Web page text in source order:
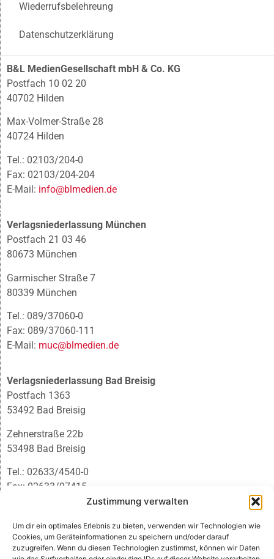
Zustimmung verwalten
Um dir ein optimales Erlebnis zu bieten, verwenden wir Technologien wie
Cookies, um Geräteinformationen zu speichern und/oder darauf
zuzugreifen. Wenn du diesen Technologien zustimmst, können wir Daten
Wiederrufsbelehreung
Datenschutzerklärung
B&L MedienGesellschaft mbH & Co. KG
Postfach 10 02 20
40702 Hilden
Max-Volmer-Straße 28
40724 Hilden
Tel.: 02103/204-0
Fax: 02103/204-204
E-Mail: info@blmedien.de
Verlagsniederlassung München
Postfach 21 03 46
80673 München
Garmischer Straße 7
80339 München
Tel.: 089/37060-0
Fax: 089/37060-111
E-Mail: muc@blmedien.de
Verlagsniederlassung Bad Breisig
Postfach 1363
53492 Bad Breisig
Zehnerstraße 22b
53498 Bad Breisig
Tel.: 02633/4540-0
Fax: 02633/97415
infobb@blmedien.de